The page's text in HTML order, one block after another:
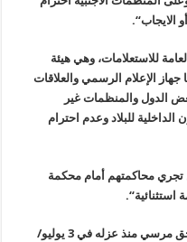
الايجاب“.
للاستعلامات، وهي هيئة
الإعلام الرسمي والعلاقات
الدول والمنظمات غير
للبلاد وعدم احترام
تجري محاكمتهم أمام محكمة
“.
منذ عزله في 3 يوليو
/